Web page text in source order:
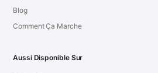
Blog
Comment Ça Marche
Aussi Disponible Sur